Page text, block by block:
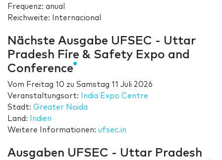
Frequenz: anual
Reichweite: Internacional
Nächste Ausgabe UFSEC - Uttar
Pradesh Fire & Safety Expo and
Conference
Vom Freitag 10 zu Samstag 11 Juli 2026
Veranstaltungsort:
India Expo Centre
Stadt: Greater Noida
Land:
Indien
Weitere Informationen: ufsec.in
Ausgaben UFSEC - Uttar Pradesh